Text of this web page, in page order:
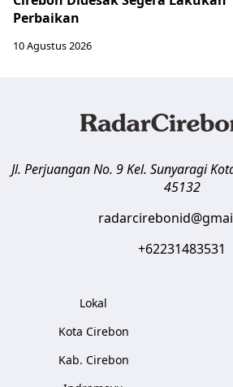
Perbaikan
10 Agustus 2026
Jl. Perjuangan No. 9 Kel. Sunyaragi
45132
+62231483531
Lokal
Kota Cirebon
Kab. Cirebon